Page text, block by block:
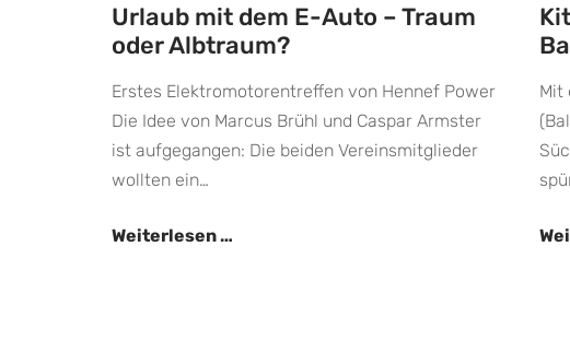
Urlaub mit dem E-Auto – Traum
oder Albtraum?
Erstes Elektromotorentreffen von Hennef Power
Die Idee von Marcus Brühl und Caspar Armster
ist aufgegangen: Die beiden Vereinsmitglieder
wollten ein…
Weiterlesen …
Mit